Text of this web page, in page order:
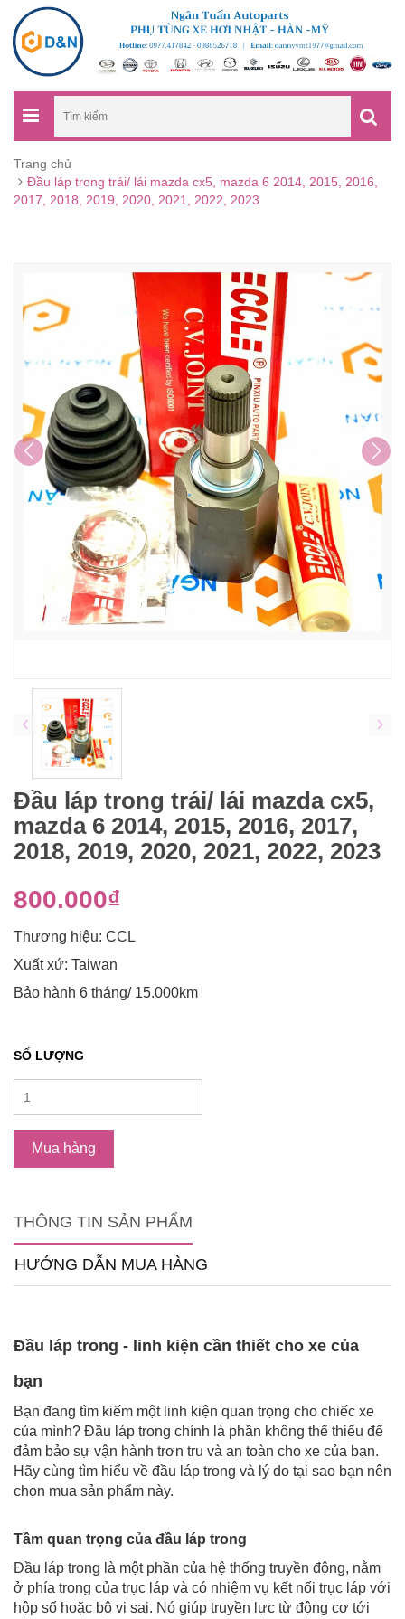
Trang chủ
Đầu láp trong trái/ lái mazda cx5, mazda 6 2014, 2015, 2016,
2017, 2018, 2019, 2020, 2021, 2022, 2023
Đầu láp trong trái/ lái mazda cx5,
mazda 6 2014, 2015, 2016, 2017,
2018, 2019, 2020, 2021, 2022, 2023
800.000₫
Thương hiệu: CCL
Xuất xứ: Taiwan
Bảo hành 6 tháng/ 15.000km
SỐ LƯỢNG
Mua hàng
THÔNG TIN SẢN PHẨM
HƯỚNG DẪN MUA HÀNG
Đầu láp trong - linh kiện cần thiết cho xe của
bạn
Bạn đang tìm kiếm một linh kiện quan trọng cho chiếc xe
của mình? Đầu láp trong chính là phần không thể thiếu để
đảm bảo sự vận hành trơn tru và an toàn cho xe của bạn.
Hãy cùng tìm hiểu về đầu láp trong và lý do tại sao bạn nên
chọn mua sản phẩm này.
Tầm quan trọng của đầu láp trong
Đầu láp trong là một phần của hệ thống truyền động, nằm
ở phía trong của trục láp và có nhiệm vụ kết nối trục láp với
hộp số hoặc bộ vi sai. Nó giúp truyền lực từ động cơ tới